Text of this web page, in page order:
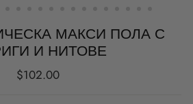
МАКСИ ПОЛА С
И НИТОВЕ
Редовна
$102.00